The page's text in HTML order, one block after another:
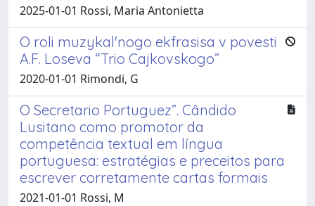
2025-01-01 Rossi, Maria Antonietta
O roli muzykal'nogo ekfrasisa v povesti
A.F. Loseva “Trio Cajkovskogo”
2020-01-01 Rimondi, G
O Secretario Portuguez”. Cândido
Lusitano como promotor da
competência textual em língua
portuguesa: estratégias e preceitos para
escrever corretamente cartas formais
2021-01-01 Rossi, M